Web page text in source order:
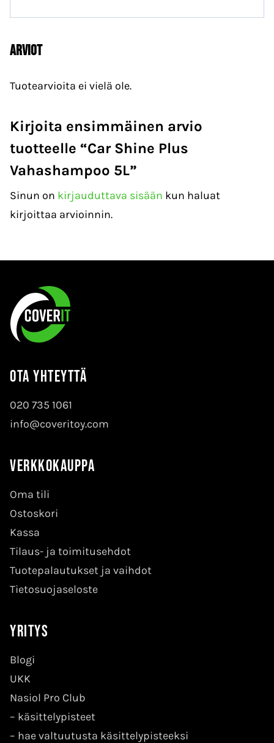
Arviot
Tuotearvioita ei vielä ole.
Kirjoita ensimmäinen arvio
tuotteelle “Car Shine Plus
Vahashampoo 5L”
Sinun on kirjauduttava sisään kun haluat
kirjoittaa arvioinnin.
Ota yhteyttä
020 735 1061
info@coveritoy.com
Verkkokauppa
Oma tili
Ostoskori
Kassa
Tilaus- ja toimitusehdot
Tuotepalautukset ja vaihdot
Tietosuojaseloste
Yritys
Blogi
UKK
Nasiol Pro Club
– käsittelypisteet
– hae valtuutusta käsittelypisteeksi